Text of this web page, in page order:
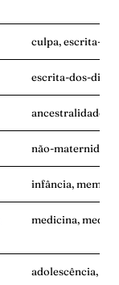
culpa, escrita-
escrita-dos-dias,
ancestralidade,
não-
infância,
medicina, medo,
adolescência,